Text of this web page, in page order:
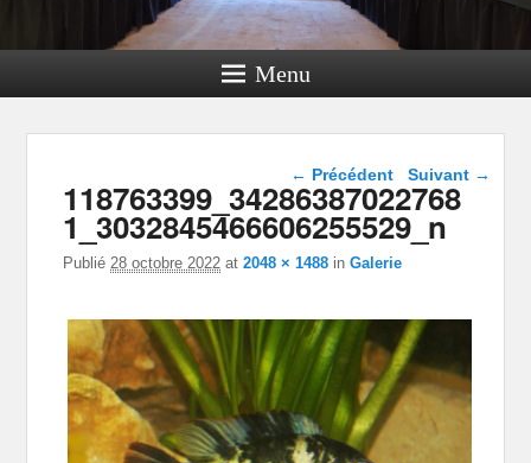
Menu
Navigation dans les
images
← Précédent Suivant →
118763399_34286387022768
1_3032845466606255529_n
Publié 28 octobre 2022 at2048 × 1488 inGalerie